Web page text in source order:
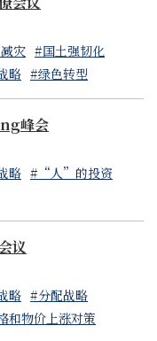
灾 #国土强韧化
略 #绿色转型
峰会
略 #“人”的投资
议
略 #分配战略
和物价上涨对策